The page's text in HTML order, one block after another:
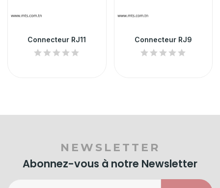
Connecteur RJ11 Connecteur RJ9
NEWSLETTER
Abonnez-vous à notre Newsletter